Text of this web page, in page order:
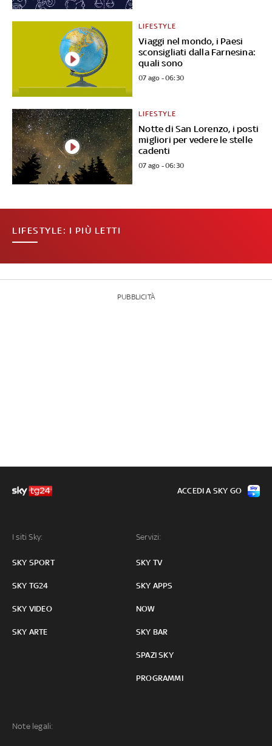
Viaggi nel mondo, i Paesi
sconsigliati dalla Farnesina:
quali sono
LIFESTYLE
07 ago - 06:30
Notte di San Lorenzo, i posti
migliori per vedere le stelle
cadenti
LIFESTYLE
07 ago - 06:30
LIFESTYLE: I PIÙ LETTI
PUBBLICITÀ
I siti Sky:
SKY SPORT
SKY TG24
SKY VIDEO
SKY ARTE
Servizi:
SKY TV
SKY APPS
NOW
SKY BAR
SPAZI SKY
PROGRAMMI
Note legali:
ACCEDI A SKY GO